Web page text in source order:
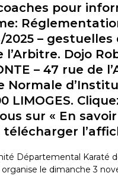
pour
2025 – gestuelles
l’Arbitre. Dojo
– 47 rue de
Normale
LIMOGES.
sur « En
télécharger
Départemental Karaté
le dimanche 3